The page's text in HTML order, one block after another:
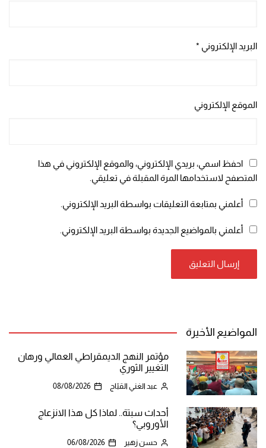
البريد الإلكتروني *
الموقع الإلكتروني
احفظ اسمي، بريدي الإلكتروني، والموقع الإلكتروني في هذا
المتصفح لاستخدامها المرة المقبلة في تعليقي.
أعلمني بمتابعة التعليقات بواسطة البريد الإلكتروني.
أعلمني بالمواضيع الجديدة بواسطة البريد الإلكتروني.
المواضيع الأخيرة
مؤتمر النهج الديمقراطي العمالي ورهان
التغيير الثوري
عبد الغني القبّاج 08/08/2026
أحداث سبتة.. لماذا كل هذا الانزعاج
الأوروبي؟
حسن زهير 06/08/2026